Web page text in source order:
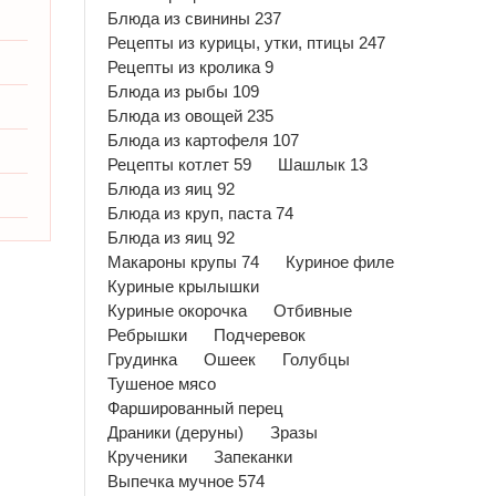
Блюда из свинины 237
Рецепты из курицы, утки, птицы 247
Рецепты из кролика 9
Блюда из рыбы 109
Блюда из овощей 235
Блюда из картофеля 107
Рецепты котлет 59
Шашлык 13
Блюда из яиц 92
Блюда из круп, паста 74
Блюда из яиц 92
Макароны крупы 74
Куриное филе
Куриные крылышки
Куриные окорочка
Отбивные
Ребрышки
Подчеревок
Грудинка
Ошеек
Голубцы
Тушеное мясо
Фаршированный перец
Драники (деруны)
Зразы
Крученики
Запеканки
Выпечка мучное 574